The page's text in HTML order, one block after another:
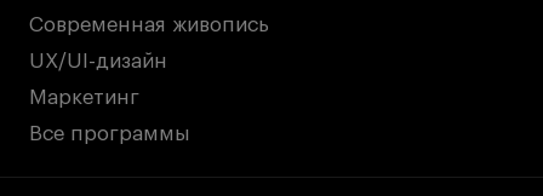
Современная живопись
UX/UI-дизайн
Маркетинг
Все программы